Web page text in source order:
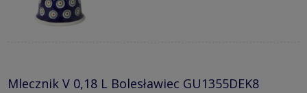
Mlecznik V 0,18 L Bolesławiec GU1355DEK8